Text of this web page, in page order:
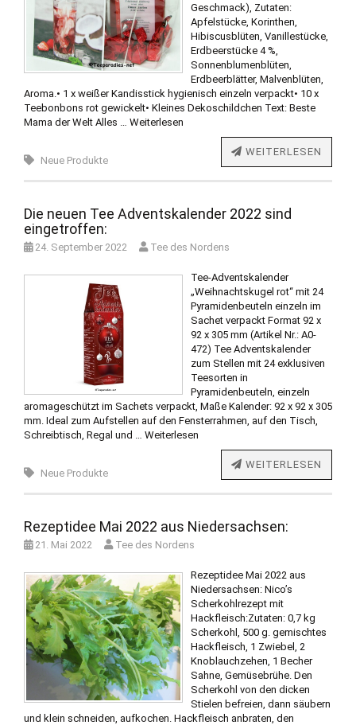
Geschmack), Zutaten:
Apfelstücke, Korinthen,
Hibiscusblüten, Vanillestücke,
Erdbeerstücke 4 %,
Sonnenblumenblüten,
Erdbeerblätter, Malvenblüten,
Aroma.• 1 x weißer Kandisstick hygienisch einzeln verpackt• 10 x
Teebonbons rot gewickelt• Kleines Dekoschildchen Text: Beste
Mama der Welt Alles … Weiterlesen
WEITERLESEN
Neue Produkte
Die neuen Tee Adventskalender 2022 sind
eingetroffen:
24. September 2022 Tee des Nordens
Tee-Adventskalender
„Weihnachtskugel rot“ mit 24
Pyramidenbeuteln einzeln im
Sachet verpackt Format 92 x
92 x 305 mm (Artikel Nr.: A0-
472) Tee Adventskalender
zum Stellen mit 24 exklusiven
Teesorten in
Pyramidenbeuteln, einzeln
aromageschützt im Sachets verpackt, Maße Kalender: 92 x 92 x 305
mm. Ideal zum Aufstellen auf den Fensterrahmen, auf den Tisch,
Schreibtisch, Regal und … Weiterlesen
WEITERLESEN
Neue Produkte
Rezeptidee Mai 2022 aus Niedersachsen:
21. Mai 2022 Tee des Nordens
Rezeptidee Mai 2022 aus
Niedersachsen: Nico’s
Scherkohlrezept mit
Hackfleisch:Zutaten: 0,7 kg
Scherkohl, 500 g. gemischtes
Hackfleisch, 1 Zwiebel, 2
Knoblauchzehen, 1 Becher
Sahne, Gemüsebrühe. Den
Scherkohl von den dicken
Stielen befreien, dann säubern
und klein schneiden, aufkochen. Hackfleisch anbraten, den